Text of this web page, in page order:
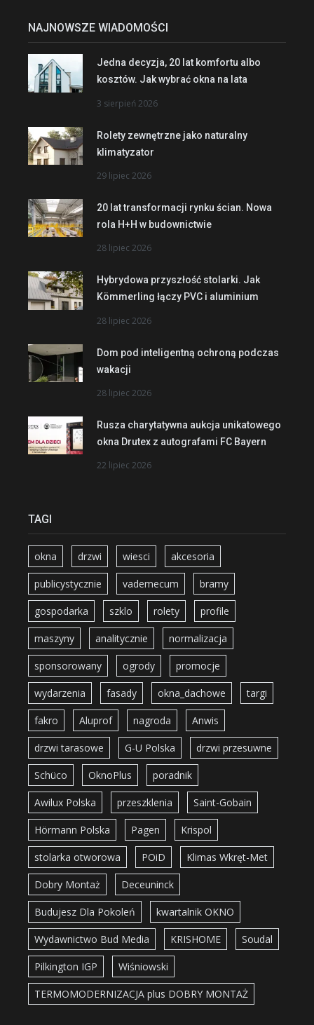
NAJNOWSZE WIADOMOŚCI
Jedna decyzja, 20 lat komfortu albo
kosztów. Jak wybrać okna na lata
3 sierpień 2026
Rolety zewnętrzne jako naturalny
klimatyzator
29 lipiec 2026
20 lat transformacji rynku ścian. Nowa
rola H+H w budownictwie
28 lipiec 2026
Hybrydowa przyszłość stolarki. Jak
Kömmerling łączy PVC i aluminium
28 lipiec 2026
Dom pod inteligentną ochroną podczas
wakacji
28 lipiec 2026
Rusza charytatywna aukcja unikatowego
okna Drutex z autografami FC Bayern
22 lipiec 2026
TAGI
okna drzwi wiesci akcesoria
publicystycznie vademecum bramy
gospodarka szklo rolety profile
maszyny analitycznie normalizacja
sponsorowany ogrody promocje
wydarzenia fasady okna_dachowe targi
fakro Aluprof nagroda Anwis
drzwi tarasowe G-U Polska drzwi przesuwne
Schüco OknoPlus poradnik
Awilux Polska przeszklenia Saint-Gobain
Hörmann Polska Pagen Krispol
stolarka otworowa POiD Klimas Wkręt-Met
Dobry Montaż Deceuninck
Budujesz Dla Pokoleń kwartalnik OKNO
Wydawnictwo Bud Media KRISHOME Soudal
Pilkington IGP Wiśniowski
TERMOMODERNIZACJA plus DOBRY MONTAŻ